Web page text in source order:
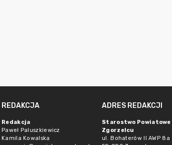
REDAKCJA
Redakcja
Paweł Paluszkiewicz
Kamila Kowalska
ADRES REDAKCJI
Starostwo Powiatowe
Zgorzelcu
ul. Bohaterów II AWP 8a